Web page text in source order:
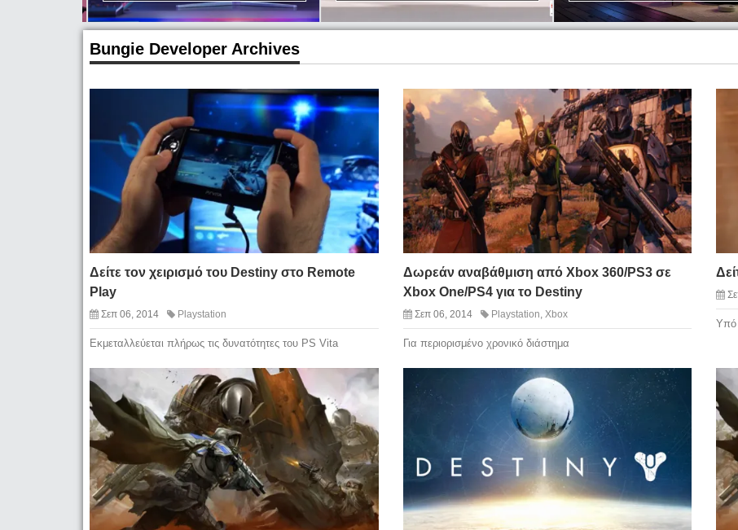
Bungie Developer Archives
Δείτε τον χειρισμό του Destiny στο Remote
Play
Σεπ 06, 2014 Playstation
Εκμεταλλεύεται πλήρως τις δυνατότητες του PS Vita
Δωρεάν αναβάθμιση από Xbox 360/PS3 σε
Xbox One/PS4 για το Destiny
Σεπ 06, 2014 Playstation Xbox
Για περιορισμένο χρονικό διάστημα
Υπό